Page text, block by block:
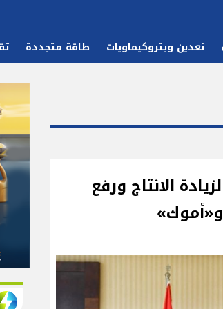
تعدين وبتروكيماويات طاقة متجددة
الانتاج ورفع